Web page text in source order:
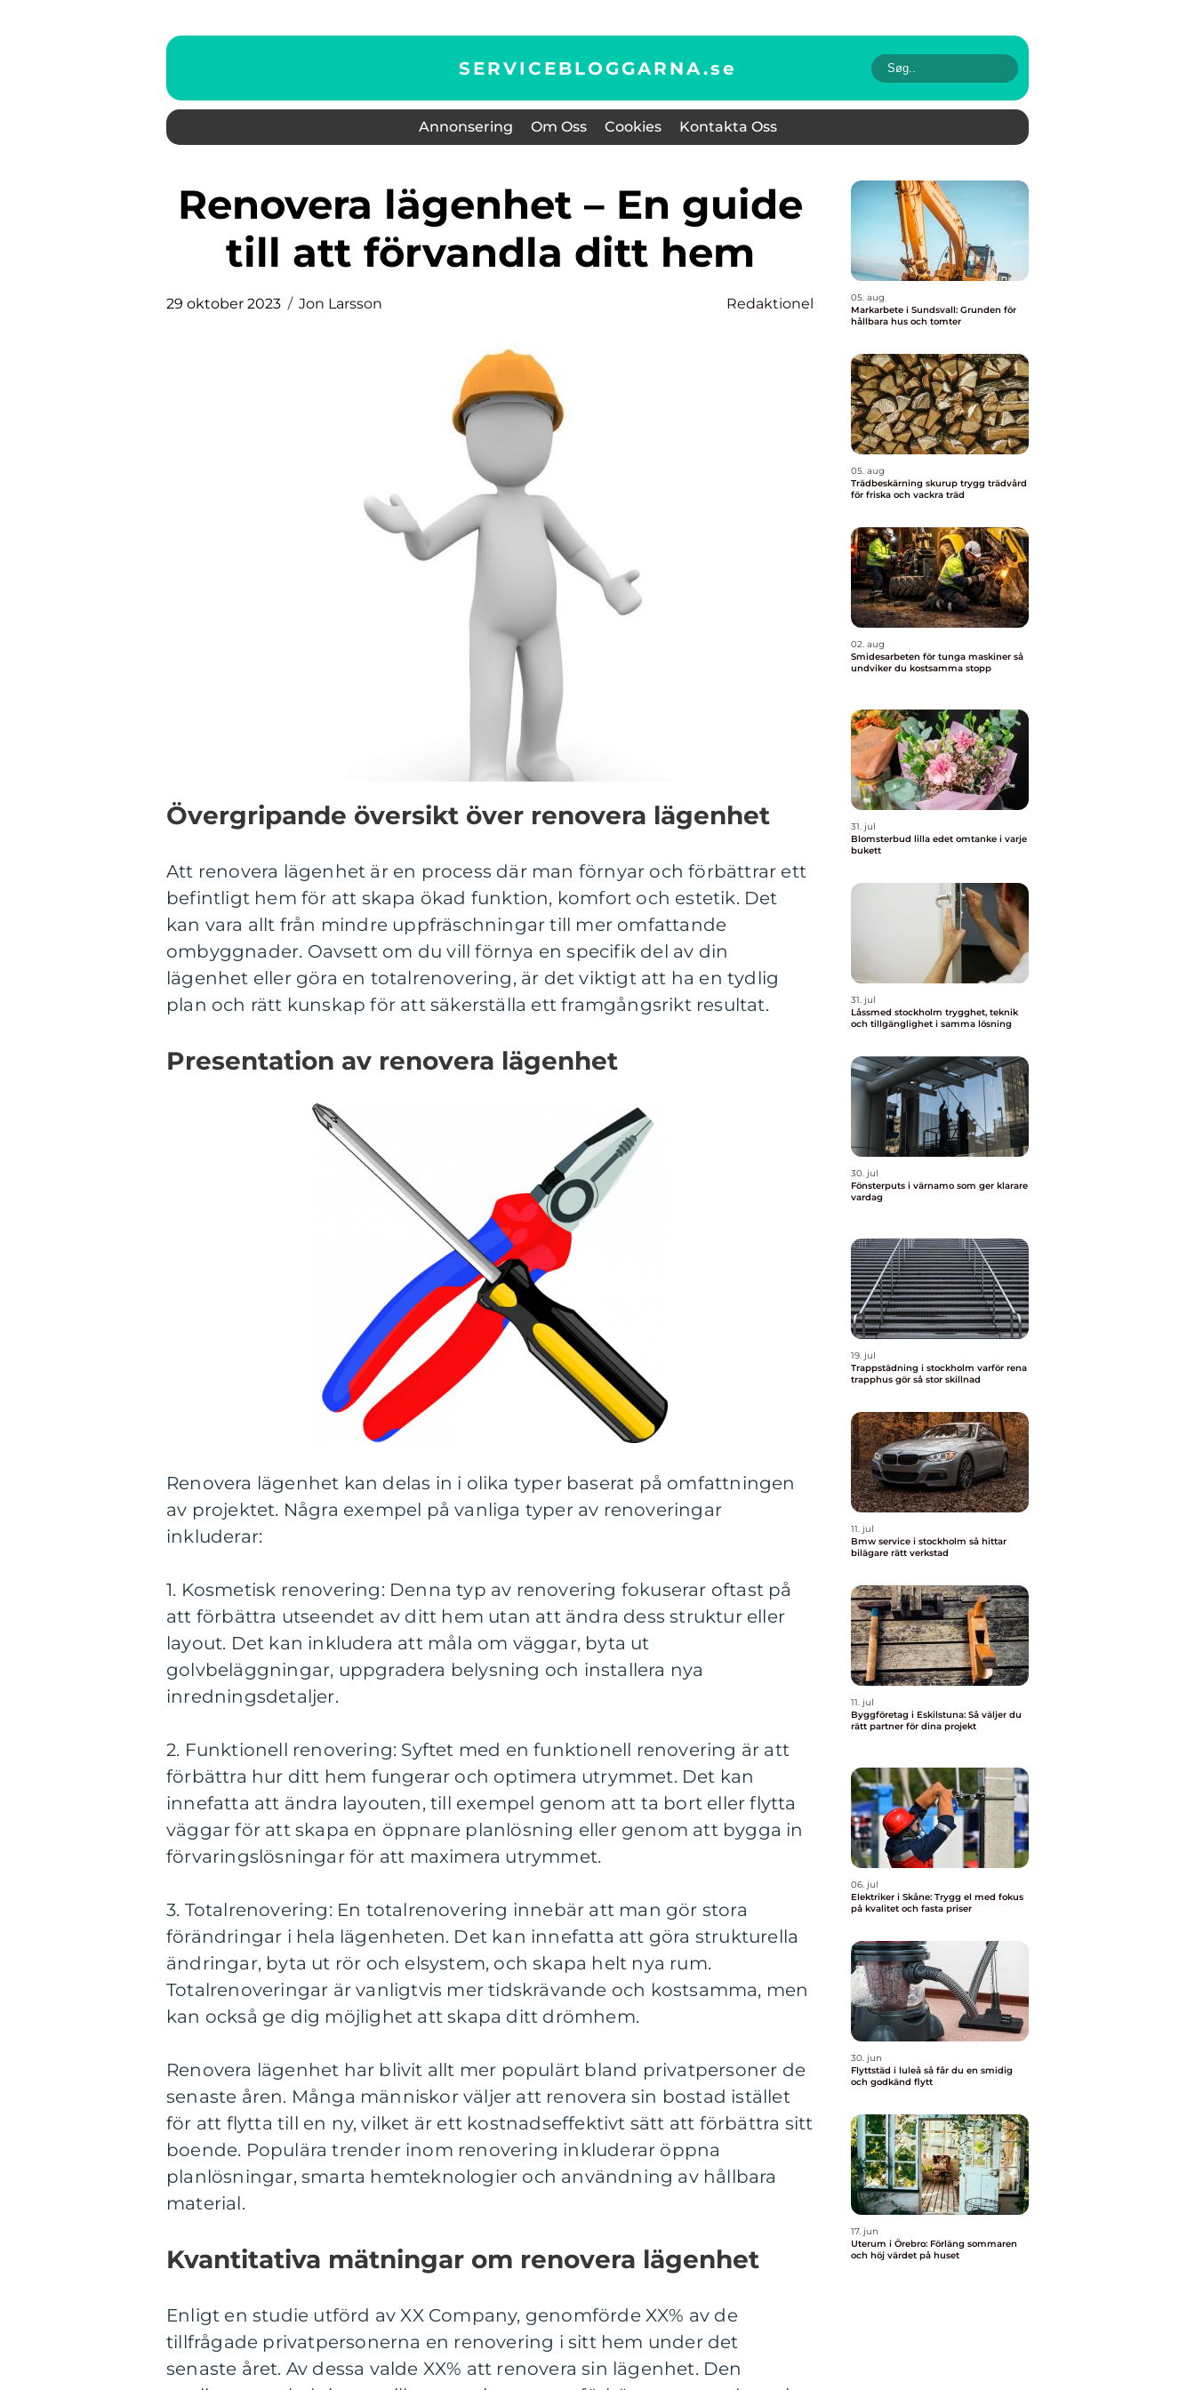
SERVICEBLOGGARNA.se
Annonsering Om Oss Cookies Kontakta Oss
Renovera lägenhet – En guide
till att förvandla ditt hem
29 oktober 2023 Jon Larsson Redaktionel
Övergripande översikt över renovera lägenhet
Att renovera lägenhet är en process där man förnyar och förbättrar ett
befintligt hem för att skapa ökad funktion, komfort och estetik. Det
kan vara allt från mindre uppfräschningar till mer omfattande
ombyggnader. Oavsett om du vill förnya en specifik del av din
lägenhet eller göra en totalrenovering, är det viktigt att ha en tydlig
plan och rätt kunskap för att säkerställa ett framgångsrikt resultat.
Presentation av renovera lägenhet
Renovera lägenhet kan delas in i olika typer baserat på omfattningen
av projektet. Några exempel på vanliga typer av renoveringar
inkluderar:
1. Kosmetisk renovering: Denna typ av renovering fokuserar oftast på
att förbättra utseendet av ditt hem utan att ändra dess struktur eller
layout. Det kan inkludera att måla om väggar, byta ut
golvbeläggningar, uppgradera belysning och installera nya
inredningsdetaljer.
2. Funktionell renovering: Syftet med en funktionell renovering är att
förbättra hur ditt hem fungerar och optimera utrymmet. Det kan
innefatta att ändra layouten, till exempel genom att ta bort eller flytta
väggar för att skapa en öppnare planlösning eller genom att bygga in
förvaringslösningar för att maximera utrymmet.
3. Totalrenovering: En totalrenovering innebär att man gör stora
förändringar i hela lägenheten. Det kan innefatta att göra strukturella
ändringar, byta ut rör och elsystem, och skapa helt nya rum.
Totalrenoveringar är vanligtvis mer tidskrävande och kostsamma, men
kan också ge dig möjlighet att skapa ditt drömhem.
Renovera lägenhet har blivit allt mer populärt bland privatpersoner de
senaste åren. Många människor väljer att renovera sin bostad istället
för att flytta till en ny, vilket är ett kostnadseffektivt sätt att förbättra sitt
boende. Populära trender inom renovering inkluderar öppna
planlösningar, smarta hemteknologier och användning av hållbara
material.
Kvantitativa mätningar om renovera lägenhet
Enligt en studie utförd av XX Company, genomförde XX% av de
tillfrågade privatpersonerna en renovering i sitt hem under det
senaste året. Av dessa valde XX% att renovera sin lägenhet. Den
05. aug
Markarbete i Sundsvall: Grunden för
hållbara hus och tomter
05. aug
Trädbeskärning skurup trygg trädvård
för friska och vackra träd
02. aug
Smidesarbeten för tunga maskiner så
undviker du kostsamma stopp
31. jul
Blomsterbud lilla edet omtanke i varje
bukett
31. jul
Låssmed stockholm trygghet, teknik
och tillgänglighet i samma lösning
30. jul
Fönsterputs i värnamo som ger klarare
vardag
19. jul
Trappstädning i stockholm varför rena
trapphus gör så stor skillnad
11. jul
Bmw service i stockholm så hittar
bilägare rätt verkstad
11. jul
Byggföretag i Eskilstuna: Så väljer du
rätt partner för dina projekt
06. jul
Elektriker i Skåne: Trygg el med fokus
på kvalitet och fasta priser
30. jun
Flyttstäd i luleå så får du en smidig
och godkänd flytt
17. jun
Uterum i Örebro: Förläng sommaren
och höj värdet på huset